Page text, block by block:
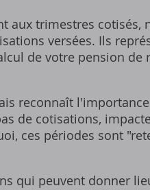
aux trimestres
versées. Ils
de votre pension de
reconnaît
de cotisations‚
ces périodes sont
qui peuvent donner